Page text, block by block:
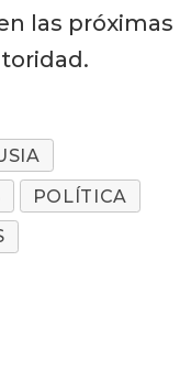
las próximas
POLÍTICA